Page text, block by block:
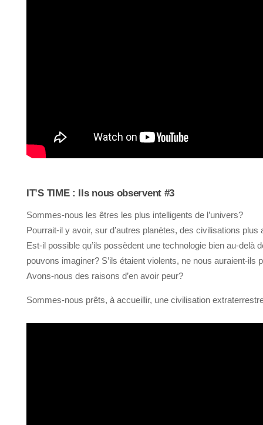
IT’S TIME : Ils nous observent #3
Sommes-nous les êtres les plus intelligents de l’univers?
Pourrait-il y avoir, sur d’autres planètes, des civilisations plus
Est-il possible qu’ils possèdent une technologie bien au-delà
pouvons imaginer? S’ils étaient violents, ne nous auraient-ils
Avons-nous des raisons d’en avoir peur?
Sommes-nous prêts, à accueillir, une civilisation